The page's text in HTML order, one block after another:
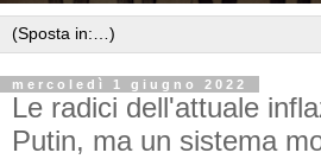
mercoledì 1 giugno 2022
Le radici dell'attuale
Putin, ma un sistema